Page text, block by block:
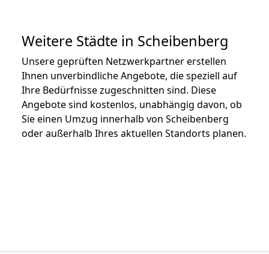
Weitere Städte in Scheibenberg
Unsere geprüften Netzwerkpartner erstellen
Ihnen unverbindliche Angebote, die speziell auf
Ihre Bedürfnisse zugeschnitten sind. Diese
Angebote sind kostenlos, unabhängig davon, ob
Sie einen Umzug innerhalb von Scheibenberg
oder außerhalb Ihres aktuellen Standorts planen.